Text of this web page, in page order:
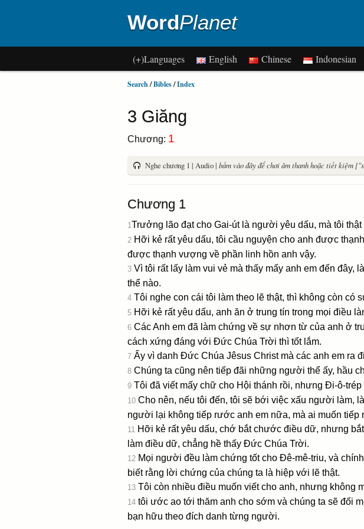
WordPlanet
(+)Languages English Chinese Indonesian
Search/Bibles/Index
3 Giăng
Chương: 1
Nghe chương 1 | Audio | bấm vào đây để chơi âm thanh hoặc tiết kiệm
Chương 1
1Trưởng lão đạt cho Gai-út là người yêu dấu, mà tôi thật
2 Hỡi kẻ rất yêu dấu, tôi cầu nguyện cho anh được
được thạnh vượng về phần linh hồn anh vậy.
3 Vì tôi rất lấy làm vui vẻ mà thấy mấy anh em đến đây,
thể nào.
4 Tôi nghe con cái tôi làm theo lẽ thật, thì không còn có
5 Hỡi kẻ rất yêu dấu, anh ăn ở trung tín trong mọi điều
6 Các Anh em đã làm chứng về sự nhơn từ của anh ở
cách xứng đáng với Ðức Chúa Trời thì tốt lắm.
7 Ấy vì danh Ðức Chúa Jêsus Christ mà các anh em ra
8 Chúng ta cũng nên tiếp đãi những người thể ấy, hầu
9 Tôi đã viết mấy chữ cho Hội thánh rồi, nhưng Ði-ô-
10 Cho nên, nếu tôi đến, tôi sẽ bới việc xấu người làm,
người lại không tiếp rước anh em nữa, mà ai muốn
11 Hỡi kẻ rất yêu dấu, chớ bắt chước điều dữ, nhưng
làm điều dữ, chẳng hề thấy Ðức Chúa Trời.
12 Mọi người đều làm chứng tốt cho Ðê-mê-triu, và
biết rằng lời chứng của chúng ta là hiệp với lẽ thật.
13 Tôi còn nhiều điều muốn viết cho anh, nhưng không
14 tôi ước ao tới thăm anh cho sớm và chúng ta sẽ đối
bạn hữu theo đích danh từng người.